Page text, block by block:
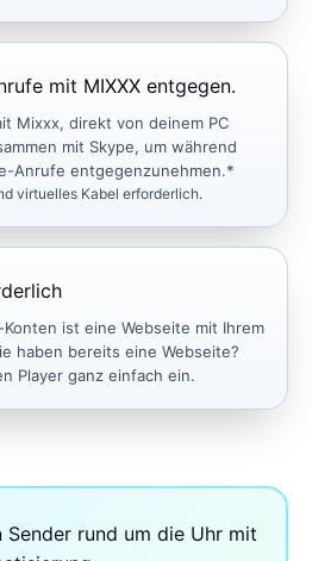
mit MIXXX entgegen.
Mixxx, direkt von deinem PC
mit Skype, um während
Anrufe entgegenzunehmen.*
virtuelles Kabel erforderlich.
ist eine Webseite mit Ihrem
haben bereits eine Webseite?
Player ganz einfach ein.
Sender rund um die Uhr mit